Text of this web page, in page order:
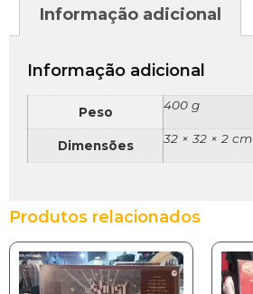
Informação adicional
Informação adicional
Peso 400 g
Dimensões 32 × 32 × 2 cm
Produtos relacionados